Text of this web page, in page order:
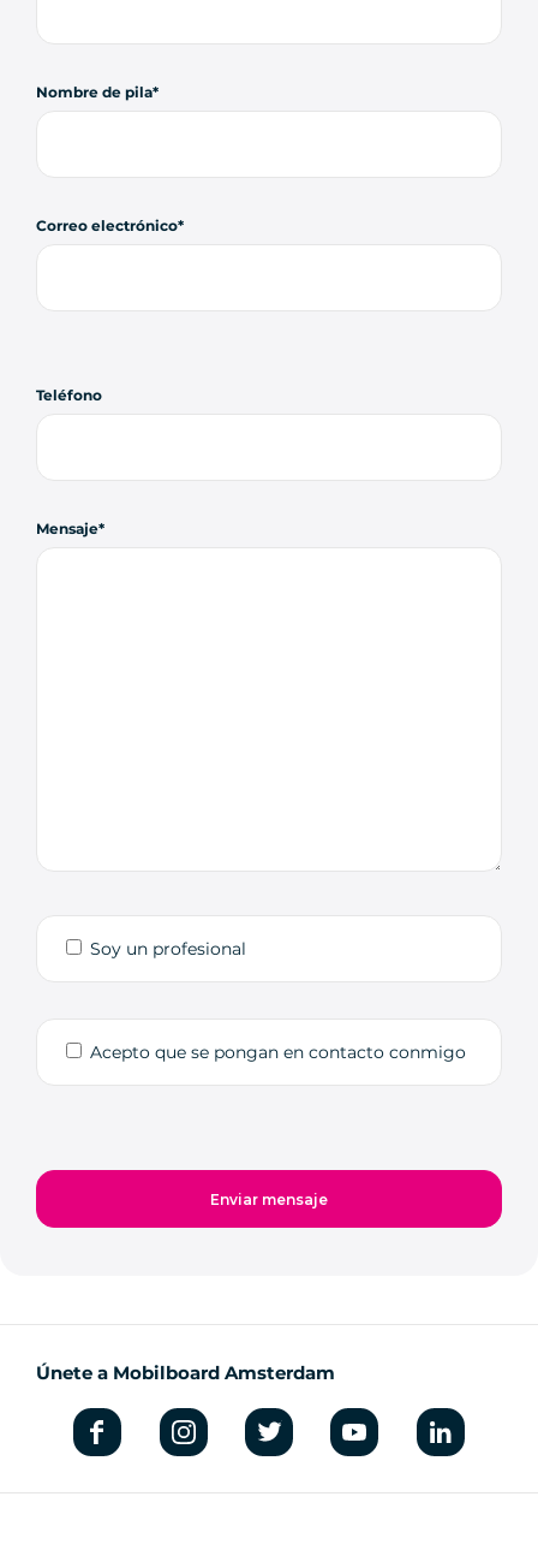
Nombre de pila
Correo electrónico
Teléfono
Mensaje
Soy un profesional
Acepto que se pongan en contacto conmigo
Únete a Mobilboard Amsterdam